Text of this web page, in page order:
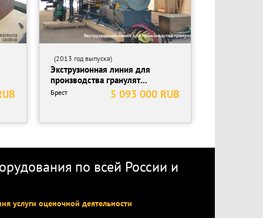
(2013 год выпуска)
Экструзионная линия для
производства гранулят...
5 093 000 RUB
Брест
по всей России и
услуги оценочной деятельности